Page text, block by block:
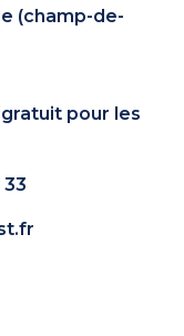
(champ-de-
pour les
33